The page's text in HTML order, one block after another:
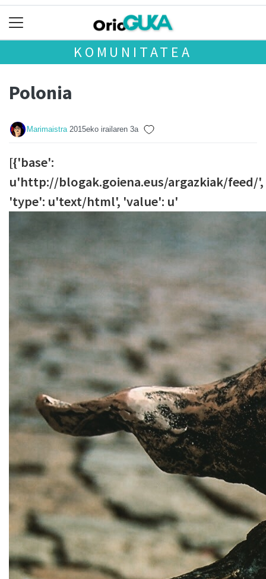
KOMUNITATEA
Polonia
Marimaistra 2015eko irailaren 3a
[{'base':
u'http://blogak.goiena.eus/argazkiak/feed/',
'type': u'text/html', 'value': u'